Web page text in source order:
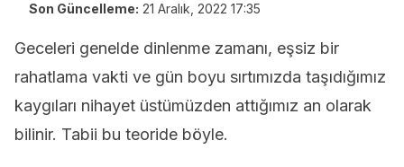
Son Güncelleme: 21 Aralık, 2022 17:35
Geceleri genelde dinlenme zamanı, eşsiz bir
rahatlama vakti ve gün boyu sırtımızda taşıdığımız
kaygıları nihayet üstümüzden attığımız an olarak
bilinir. Tabii bu teoride böyle.